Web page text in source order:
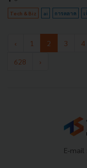
Tech & Biz ai การตลาด
‹ 1 2 3 4
628
›
E-mail :